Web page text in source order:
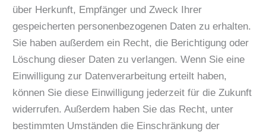
über Herkunft, Empfänger und Zweck Ihrer
gespeicherten personenbezogenen Daten zu erhalten.
Sie haben außerdem ein Recht, die Berichtigung oder
Löschung dieser Daten zu verlangen. Wenn Sie eine
Einwilligung zur Datenverarbeitung erteilt haben,
können Sie diese Einwilligung jederzeit für die Zukunft
widerrufen. Außerdem haben Sie das Recht, unter
bestimmten Umständen die Einschränkung der